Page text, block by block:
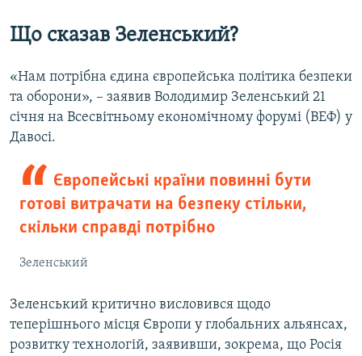
Що сказав Зеленський?
«Нам потрібна єдина європейська політика безпеки
та оборони», – заявив Володимир Зеленський 21
січня на Всесвітньому економічному форумі (ВЕФ) у
Давосі.
Європейські країни повинні бути
готові витрачати на безпеку стільки,
скільки справді потрібно
Зеленський
Зеленський критично висловився щодо
теперішнього місця Європи у глобальних альянсах,
розвитку технологій, заявивши, зокрема, що Росія